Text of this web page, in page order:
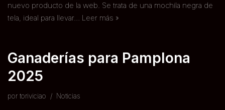
nuevo producto de la web. Se trata de una mochila negra de
tela, ideal para llevar… Leer más »
Ganaderías para Pamplona
2025
por toriviciao Noticias